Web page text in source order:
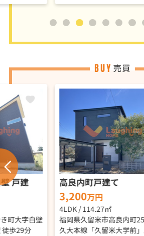
戸建
町大字白壁
歩29分
高良内町戸建て
3,200万円
4LDK / 114.27㎡
福岡県久留米市高良内町